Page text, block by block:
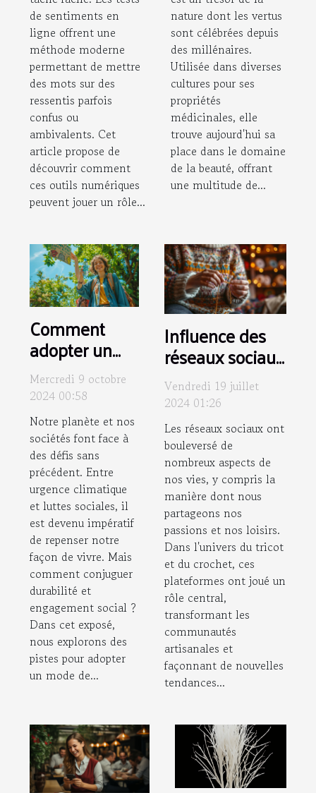
de sentiments en
ligne offrent une
méthode moderne
permettant de mettre
des mots sur des
ressentis parfois
confus ou
ambivalents. Cet
article propose de
découvrir comment
ces outils numériques
peuvent jouer un rôle...
nature dont les vertus
sont célébrées depuis
des millénaires.
Utilisée dans diverses
cultures pour ses
propriétés
médicinales, elle
trouve aujourd'hui sa
place dans le domaine
de la beauté, offrant
une multitude de...
Comment
adopter un
mode de vie
durable tout
en soutenant
les
mouvements
sociaux
Mercredi 9 octobre
2024 00:58
Notre planète et nos
sociétés font face à
des défis sans
précédent. Entre
urgence climatique
et luttes sociales, il
est devenu impératif
de repenser notre
façon de vivre. Mais
comment conjuguer
durabilité et
engagement social ?
Dans cet exposé,
nous explorons des
pistes pour adopter
un mode de...
Influence des
réseaux sociaux
sur les
communautés
de tricot et
crochet
contemporaines
Vendredi 19 juillet
2024 01:26
Les réseaux sociaux ont
bouleversé de
nombreux aspects de
nos vies, y compris la
manière dont nous
partageons nos
passions et nos loisirs.
Dans l'univers du tricot
et du crochet, ces
plateformes ont joué un
rôle central,
transformant les
communautés
artisanales et
façonnant de nouvelles
tendances...